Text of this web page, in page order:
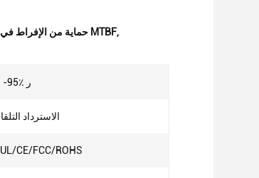
حماية من الإفراط في الحمل المعدل التيار المتردد الطبية,محول التيار الكهربائي للسلامة,مكيّف التيار المتردد من الدرجة الطبية MTBF,
5٪ -95٪ ر
الاسترداد
الـ UL/CE/FCC/ROHS